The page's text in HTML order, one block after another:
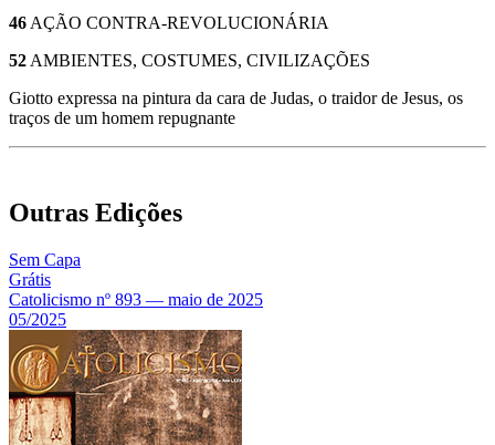
46 AÇÃO CONTRA-REVOLUCIONÁRIA
52 AMBIENTES, COSTUMES, CIVILIZAÇÕES
Giotto expressa na pintura da cara de Judas, o traidor de Jesus, os
traços de um homem repugnante
Outras Edições
Sem Capa
Grátis
Catolicismo nº 893 — maio de 2025
05/2025